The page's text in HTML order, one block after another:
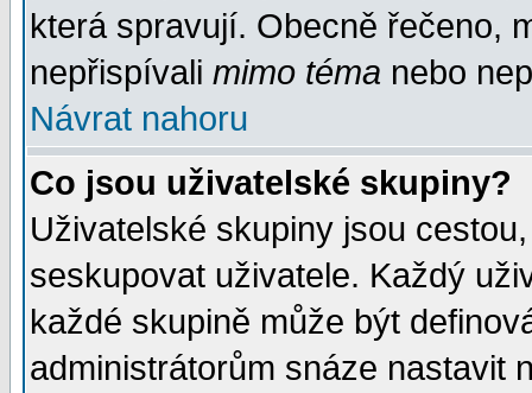
která spravují. Obecně řečeno,
nepřispívali mimo téma nebo
Návrat nahoru
Co jsou uživatelské skupiny?
Uživatelské skupiny jsou
seskupovat uživatele. Každý
každé skupině může být
administrátorům snáze nastavit